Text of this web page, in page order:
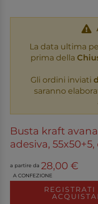
La data ultima
prima della
Gli ordini inviati
saranno
Busta kraft
adesiva,
a partire da 28,00 €
A CONFEZIONE
REGISTRATI